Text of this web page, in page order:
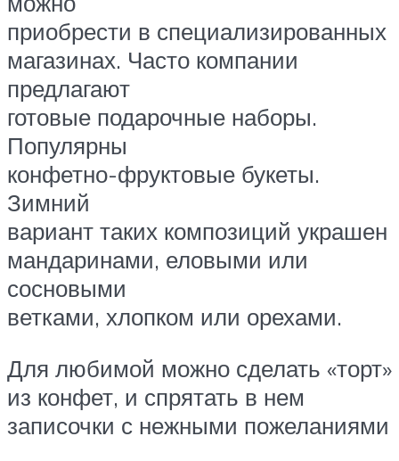
приобрести в специализированных
магазинах. Часто компании
предлагают
готовые подарочные наборы.
Популярны
конфетно-фруктовые букеты.
Зимний
вариант таких композиций украшен
мандаринами, еловыми или
сосновыми
ветками, хлопком или орехами.
Для любимой можно сделать «торт»
из конфет, и спрятать в нем
записочки с нежными пожеланиями